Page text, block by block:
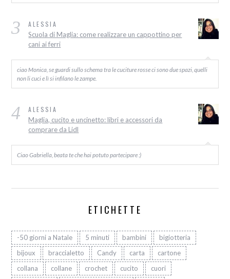
3 ALESSIA
Scuola di Maglia: come realizzare un cappottino per
cani ai ferri
ciao Monica, se guardi sullo schema tra le cuciture rosse ci sono due spazi, quelli
non li cuci e lì si infilano le zampe.
4 ALESSIA
Maglia, cucito e uncinetto: libri e accessori da
comprare da Lidl
Ciao Gabriella, beata te che hai potuto partecipare :)
ETICHETTE
-50 giorni a Natale 5 minuti bambini
bigiotteria
bijoux
braccialetto Candy carta
cartone
collana
collane crochet cucito
cuori